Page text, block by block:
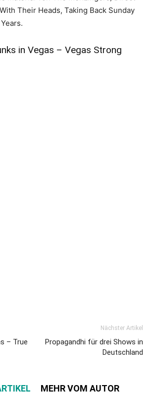
Their Heads, Taking Back Sunday
in Vegas – Vegas Strong
– True
Nächster Artikel
Propagandhi für drei Shows in
Deutschland
MEHR VOM AUTOR